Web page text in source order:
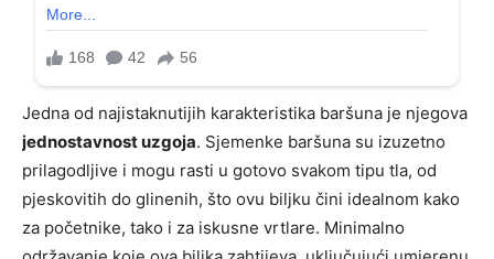
Jedna od najistaknutijih karakteristika baršuna je njegova
jednostavnost uzgoja. Sjemenke baršuna su izuzetno
prilagodljive i mogu rasti u gotovo svakom tipu tla, od
pjeskovitih do glinenih, što ovu biljku čini idealnom kako
za početnike, tako i za iskusne vrtlare. Minimalno